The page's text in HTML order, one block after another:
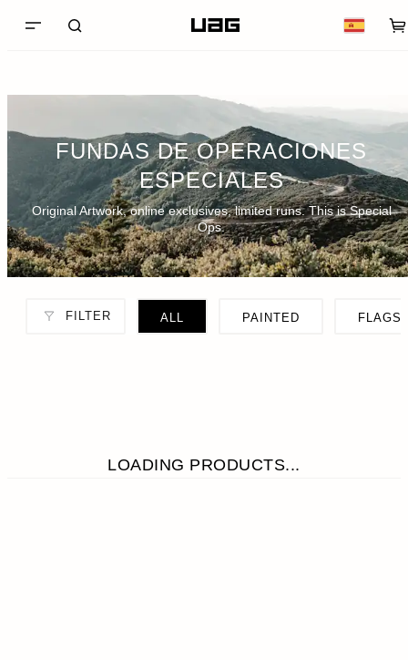
FUNDAS DE OPERACIONES
ESPECIALES
Original Artwork, online exclusives, limited runs. This is Special
Ops.
FILTER ALL PAINTED FLAGS
LOADING PRODUCTS...